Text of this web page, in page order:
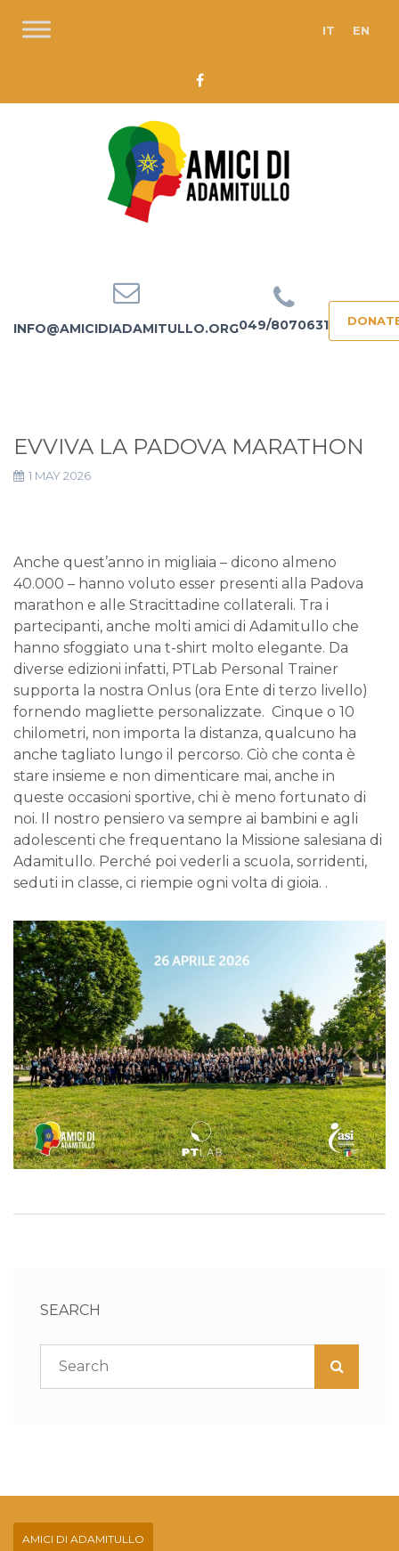
IT EN
INFO@AMICIDIADAMITULLO.ORG049/8070631
EVVIVA LA PADOVA MARATHON
1 MAY 2026
Anche quest’anno in migliaia – dicono almeno
40.000 – hanno voluto esser presenti alla Padova
marathon e alle Stracittadine collaterali. Tra i
partecipanti, anche molti amici di Adamitullo che
hanno sfoggiato una t-shirt molto elegante. Da
diverse edizioni infatti, PTLab Personal Trainer
supporta la nostra Onlus (ora Ente di terzo livello)
fornendo magliette personalizzate. Cinque o 10
chilometri, non importa la distanza, qualcuno ha
anche tagliato lungo il percorso. Ciò che conta è
stare insieme e non dimenticare mai, anche in
queste occasioni sportive, chi è meno fortunato di
noi. Il nostro pensiero va sempre ai bambini e agli
adolescenti che frequentano la Missione salesiana di
Adamitullo. Perché poi vederli a scuola, sorridenti,
seduti in classe, ci riempie ogni volta di gioia. .
SEARCH
AMICI DI ADAMITULLO